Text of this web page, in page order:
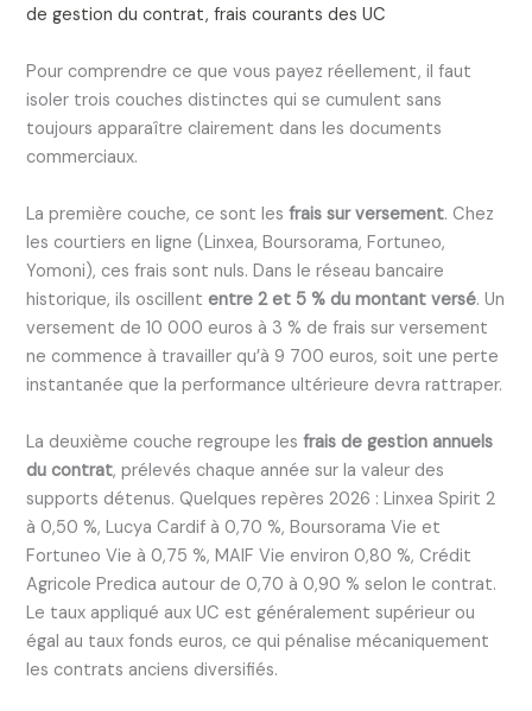
de gestion du contrat, frais courants des UC
Pour comprendre ce que vous payez réellement, il faut
isoler trois couches distinctes qui se cumulent sans
toujours apparaître clairement dans les documents
commerciaux.
La première couche, ce sont lesfrais sur versement. Chez
les courtiers en ligne (Linxea, Boursorama, Fortuneo,
Yomoni), ces frais sont nuls. Dans le réseau bancaire
historique, ils oscillententre 2 et 5 % du montant versé. Un
versement de 10 000 euros à 3 % de frais sur versement
ne commence à travailler qu’à 9 700 euros, soit une perte
instantanée que la performance ultérieure devra rattraper.
La deuxième couche regroupe lesfrais de gestion annuels
du contrat, prélevés chaque année sur la valeur des
supports détenus. Quelques repères 2026 : Linxea Spirit 2
à 0,50 %, Lucya Cardif à 0,70 %, Boursorama Vie et
Fortuneo Vie à 0,75 %, MAIF Vie environ 0,80 %, Crédit
Agricole Predica autour de 0,70 à 0,90 % selon le contrat.
Le taux appliqué aux UC est généralement supérieur ou
égal au taux fonds euros, ce qui pénalise mécaniquement
les contrats anciens diversifiés.